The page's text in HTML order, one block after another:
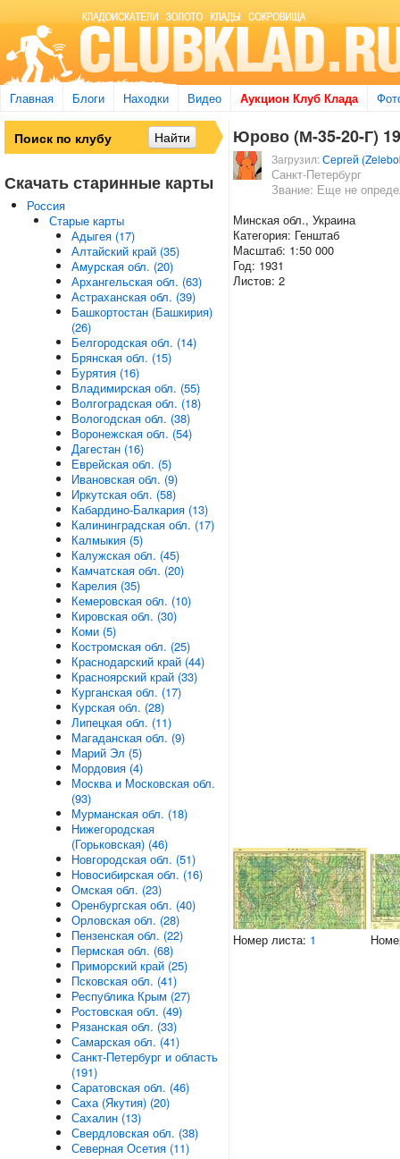
Главная Блоги Находки Видео Аукцион Клуб Клада
Юрово (М-35-20-Г)
Загрузил:Сергей
Санкт-Петербург
Звание: Еще не
Минская обл., Украина
Категория: Генштаб
Масштаб: 1:50 000
Год: 1931
Листов: 2
Номер листа: 1
Скачать старинные карты
Россия
Старые карты
Адыгея (17)
Алтайский край (35)
Амурская обл. (20)
Архангельская обл. (63)
Астраханская обл. (39)
Башкортостан (Башкирия)
(26)
Белгородская обл. (14)
Брянская обл. (15)
Бурятия (16)
Владимирская обл. (55)
Волгоградская обл. (18)
Вологодская обл. (38)
Воронежская обл. (54)
Дагестан (16)
Еврейская обл. (5)
Ивановская обл. (9)
Иркутская обл. (58)
Кабардино-Балкария (13)
Калининградская обл. (17)
Калмыкия (5)
Калужская обл. (45)
Камчатская обл. (20)
Карелия (35)
Кемеровская обл. (10)
Кировская обл. (30)
Коми (5)
Костромская обл. (25)
Краснодарский край (44)
Красноярский край (33)
Курганская обл. (17)
Курская обл. (28)
Липецкая обл. (11)
Магаданская обл. (9)
Марий Эл (5)
Мордовия (4)
Москва и Московская обл.
(93)
Мурманская обл. (18)
Нижегородская
(Горьковская) (46)
Новгородская обл. (51)
Новосибирская обл. (16)
Омская обл. (23)
Оренбургская обл. (40)
Орловская обл. (28)
Пензенская обл. (22)
Пермская обл. (68)
Приморский край (25)
Псковская обл. (41)
Республика Крым (27)
Ростовская обл. (49)
Рязанская обл. (33)
Самарская обл. (41)
Санкт-Петербург и область
(191)
Саратовская обл. (46)
Саха (Якутия) (20)
Сахалин (13)
Свердловская обл. (38)
Северная Осетия (11)